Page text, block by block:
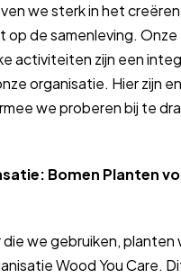
we sterk in het
op de samenleving. Onze
activiteiten zijn een
organisatie. Hier zijn
we proberen bij te
Bomen Planten
die we gebruiken, planten
Wood You Care.